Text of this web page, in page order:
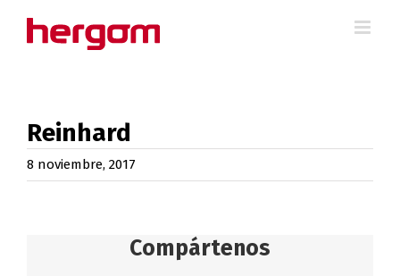
Reinhard
8 noviembre, 2017
Compártenos